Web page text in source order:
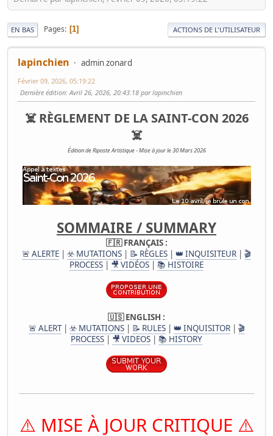
EN BAS Pages 1 ACTIONS DE L'UTILISATEUR
lapinchien admin zonard
Février 09, 2026, 05:19:22
Dernière édition: Avril 26, 2026, 20:43:18 par lapinchien
☠️ RÈGLEMENT DE LA SAINT-CON 2026
☠️
Édition de Riposte Artistique - Mise à jour le 30 Mars 2026
SOMMAIRE / SUMMARY
🇫🇷 FRANÇAIS :
🚨 ALERTE | ☣️ MUTATIONS | 📝 RÈGLES | 👑 INQUISITEUR | 🎬
PROCESS | 🎥 VIDÉOS | 📚 HISTOIRE
🇺🇸 ENGLISH :
🚨 ALERT| ☣️ MUTATIONS| 📝 RULES| 👑 INQUISITOR| 🎬
PROCESS | 🎥 VIDEOS | 📚 HISTORY
⚠️ MISE À JOUR CRITIQUE ⚠️